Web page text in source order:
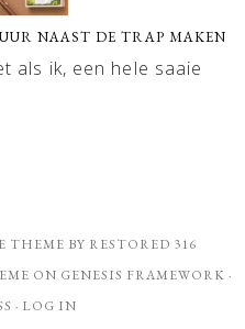
NAAST DE TRAP MAKEN
als ik, een hele saaie
THEME BY RESTORED 316
ON GENESIS FRAMEWORK ·
· LOG IN